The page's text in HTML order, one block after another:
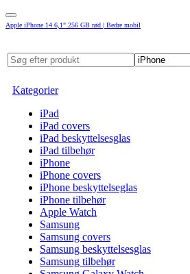
Apple iPhone 14 6,1" 256 GB rød | Bedre mobil
Kategorier
iPad
iPad covers
iPad beskyttelsesglas
iPad tilbehør
iPhone
iPhone covers
iPhone beskyttelseglas
iPhone tilbehør
Apple Watch
Samsung
Samsung covers
Samsung beskyttelsesglas
Samsung tilbehør